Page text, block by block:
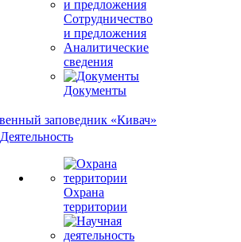
Сотрудничество
и предложения
Аналитические
сведения
Документы
Деятельность
Охрана
территории